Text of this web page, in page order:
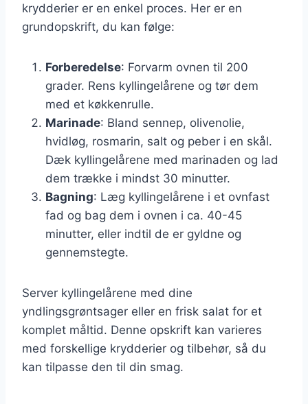
krydderier er en enkel proces. Her er en
grundopskrift, du kan følge:
Forberedelse: Forvarm ovnen til 200
grader. Rens kyllingelårene og tør dem
med et køkkenrulle.
Marinade: Bland sennep, olivenolie,
hvidløg, rosmarin, salt og peber i en skål.
Dæk kyllingelårene med marinaden og lad
dem trække i mindst 30 minutter.
Bagning: Læg kyllingelårene i et ovnfast
fad og bag dem i ovnen i ca. 40-45
minutter, eller indtil de er gyldne og
gennemstegte.
Server kyllingelårene med dine
yndlingsgrøntsager eller en frisk salat for et
komplet måltid. Denne opskrift kan varieres
med forskellige krydderier og tilbehør, så du
kan tilpasse den til din smag.